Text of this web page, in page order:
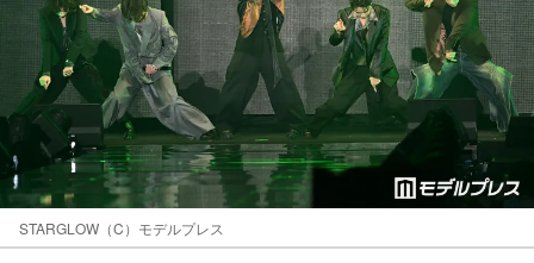
STARGLOW（C）モデルプレス